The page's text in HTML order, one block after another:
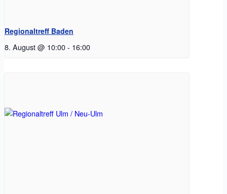
Regionaltreff Baden
8. August @ 10:00- 16:00